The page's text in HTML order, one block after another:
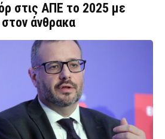
στις ΑΠΕ το 2025 με
άνθρακα